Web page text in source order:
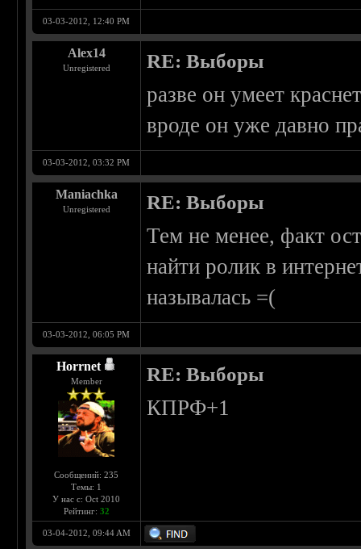
03-03-2012, 12:40 PM
Alex14
Unregistered RE: Выборы
разве он умеет
вроде он уже давно
03-03-2012, 03:32 PM
Maniachka
Unregistered RE: Выборы
Тем не менее, факт
найти ролик в
называлась =(
03-03-2012, 06:05 PM
Horrnet
Member
Сообщений: 235
Темы: 1
У нас с: Oct 2010
Рейтинг: 32
RE: Выборы
КПРФ+1
03-04-2012, 09:44 AM